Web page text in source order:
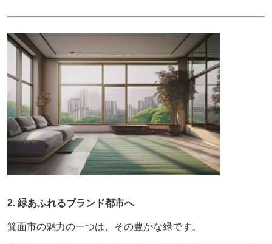
2. 緑あふれるブランド都市へ
箕面市の魅力の一つは、その豊かな緑です。